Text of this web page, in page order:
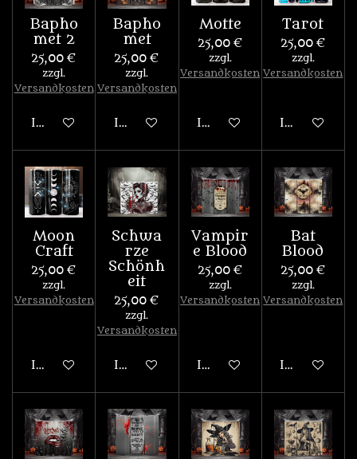
Bapho
met 2
25,00 €
zzgl.
Versandkosten
In den Warenkorb
Bapho
met
25,00 €
zzgl.
Versandkosten
In den Warenkorb
Motte
25,00 €
zzgl.
Versandkosten
In den Warenkorb
Tarot
25,00 €
zzgl.
Versandkosten
In den
Moon
Craft
25,00 €
zzgl.
Versandkosten
In den Warenkorb
Schwa
rze
Schönh
eit
25,00 €
zzgl.
Versandkosten
In den Warenkorb
Vampir
e Blood
25,00 €
zzgl.
Versandkosten
In den Warenkorb
Bat
Blood
25,00 €
zzgl.
Versandkosten
In den